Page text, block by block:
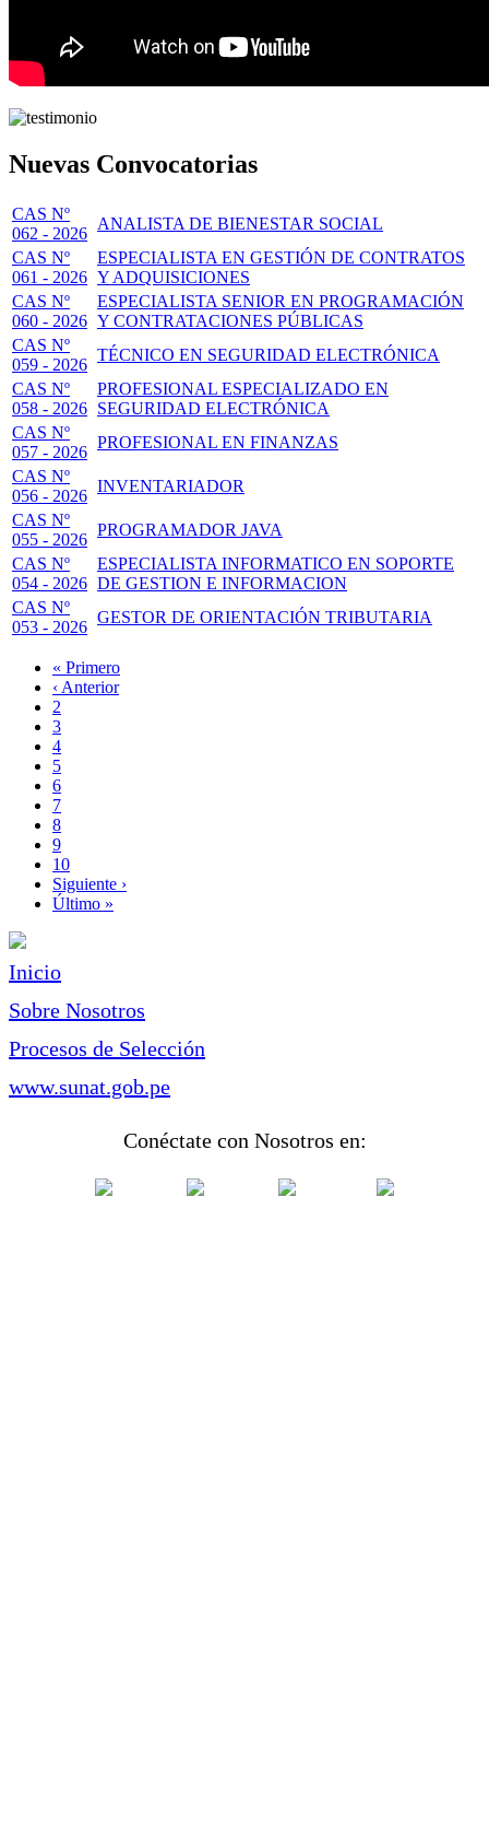
Nuevas Convocatorias
CAS Nº
062 - 2026
ANALISTA DE BIENESTAR SOCIAL
CAS Nº
061 - 2026
ESPECIALISTA EN GESTIÓN DE CONTRATOS
Y ADQUISICIONES
CAS Nº
060 - 2026
ESPECIALISTA SENIOR EN PROGRAMACIÓN
Y CONTRATACIONES PÚBLICAS
CAS Nº
059 - 2026
TÉCNICO EN SEGURIDAD ELECTRÓNICA
CAS Nº
058 - 2026
PROFESIONAL ESPECIALIZADO EN
SEGURIDAD ELECTRÓNICA
CAS Nº
057 - 2026
PROFESIONAL EN FINANZAS
CAS Nº
056 - 2026
INVENTARIADOR
CAS Nº
055 - 2026
PROGRAMADOR JAVA
CAS Nº
054 - 2026
ESPECIALISTA INFORMATICO EN SOPORTE
DE GESTION E INFORMACION
CAS Nº
053 - 2026
GESTOR DE ORIENTACIÓN TRIBUTARIA
Paginación
Primera
página
« Primero
Página
anterior
‹ Anterior
Page
2
Page
3
Page
4
Page
5
Página
actual
6
Page
7
Page
8
Page
9
Page
10
Siguiente
página
Siguiente ›
Última
Último »
Inicio
Sobre Nosotros
Procesos de Selección
www.sunat.gob.pe
Conéctate con Nosotros en: